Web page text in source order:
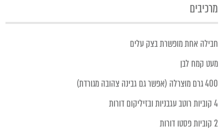
מרכיבים
חבילה אחת מופשרת בצק עלים
מעט קמח לבן
400 גרם מוצרלה (אפשר גם גבינה צהובה מגורדת)
4 קוביות רוטב עגבניות ובזיליקום דורות
2 קוביות פסטו דורות